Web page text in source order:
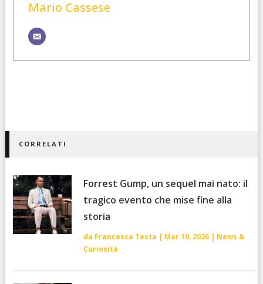
Mario Cassese
CORRELATI
Forrest Gump, un sequel mai nato: il
tragico evento che mise fine alla
storia
da Francesca Testa | Mar 10, 2026| News &
Curiosità